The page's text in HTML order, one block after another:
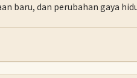
baru, dan perubahan gaya